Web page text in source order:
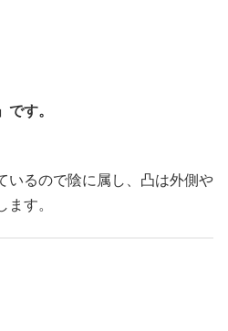
です。
いるので陰に属し、凸は外側や
ます。